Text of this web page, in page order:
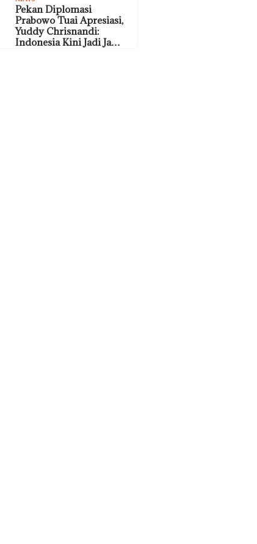
Pekan Diplomasi
Prabowo Tuai Apresiasi,
Yuddy Chrisnandi:
Indonesia Kini Jadi Ja…